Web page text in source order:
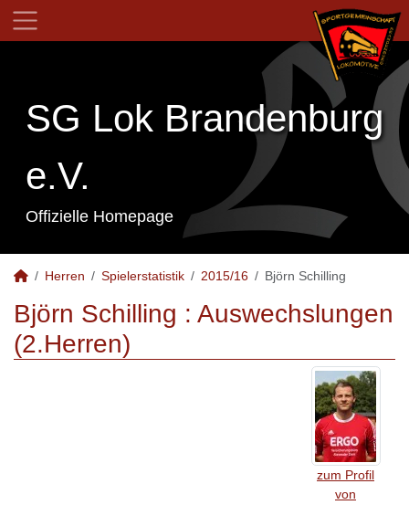
SG Lok Brandenburg
e.V.
Offizielle Homepage
Herren Spielerstatistik 2015/16 Björn Schilling
Björn Schilling : Auswechslungen
(2.Herren)
zum Profil
von